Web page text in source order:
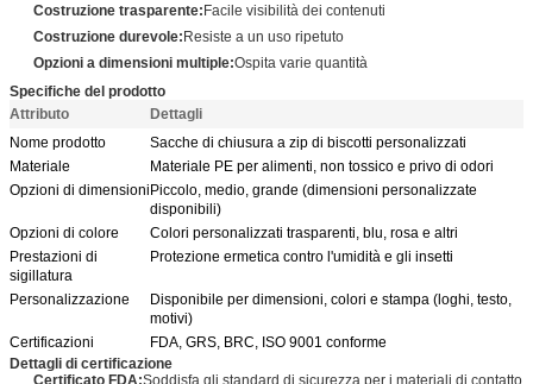
Costruzione trasparente:Facile visibilità dei contenuti
Costruzione durevole:Resiste a un uso ripetuto
Opzioni a dimensioni multiple:Ospita varie quantità
Specifiche del prodotto
Attributo
Dettagli
Nome prodotto
Sacche di chiusura a zip di biscotti personalizzati
Materiale
Materiale PE per alimenti, non tossico e privo di odori
Opzioni di dimensioniPiccolo, medio, grande (dimensioni personalizzate
disponibili)
Opzioni di colore
Colori personalizzati trasparenti, blu, rosa e altri
Prestazioni di
sigillatura
Protezione ermetica contro l'umidità e gli insetti
Personalizzazione
Disponibile per dimensioni, colori e stampa (loghi, testo,
motivi)
Certificazioni
FDA, GRS, BRC, ISO 9001 conforme
Dettagli di certificazione
Certificato FDA:Soddisfa gli standard di sicurezza per i materiali di contatto